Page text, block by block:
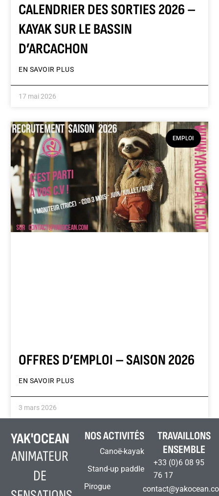
CALENDRIER DES SORTIES 2026 –
KAYAK SUR LE BASSIN
D’ARCACHON
EN SAVOIR PLUS
17 mai 2026
EMPLOI
OFFRES D’EMPLOI – SAISON 2026
EN SAVOIR PLUS
3 mars 2026
YAK'OCEAN
ANIMATEUR
DE
NOS ACTIVITÉS
Canoë-kayak
Stand-up paddle
Pirogue
TRAVAILLONS
ENSEMBLE
+33 (0)6 08 95
76 17